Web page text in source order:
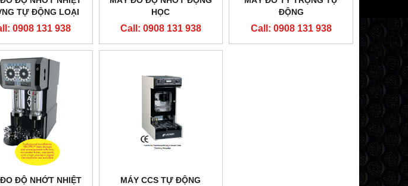
TỰ ĐỘNG LOẠI
BỂ ĐÔI
0908 131 938
HỌC
Call: 0908 131 938
ĐỘNG
Call: 0908 131 938
ĐỘ NHỚT NHIỆT
MÁY CCS TỰ ĐỘNG